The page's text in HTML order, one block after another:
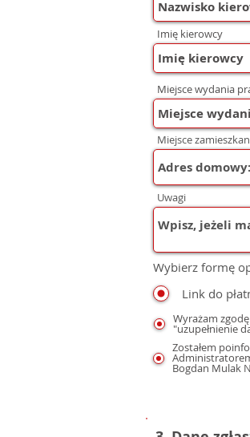
Imię kierowcy
Miejsce wydania
Miejsce
Uwagi
Wybierz formę
Link do
Wyrażam
"uzupełnienie
Zostałem
Bogdan Mulak